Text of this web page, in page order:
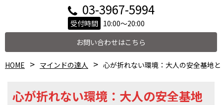
03-3967-5994
受付時間 10:00～20:00
お問い合わせはこちら
HOME マインドの達人 心が折れない環境：大人の安全基地
心が折れない環境：大人の安全基地